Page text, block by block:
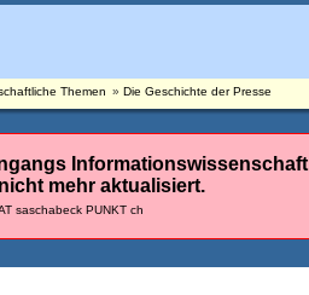
Themen Die Geschichte der Presse
Informationswissenschaft
mehr aktualisiert.
saschabeck PUNKT ch